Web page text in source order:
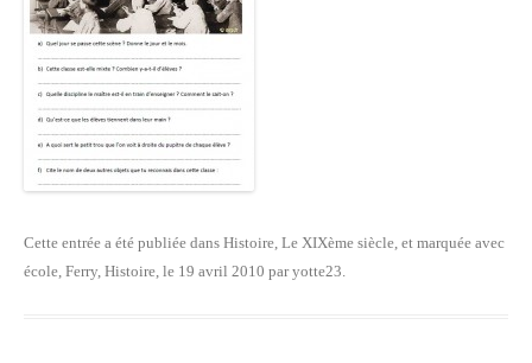
Cette entrée a été publiée dans Histoire Le XIXème siècle , et marquée avec
école Ferry Histoire , le 19 avril 2010 paryotte23